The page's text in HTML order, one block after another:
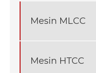
Mesin MLCC
Mesin HTCC